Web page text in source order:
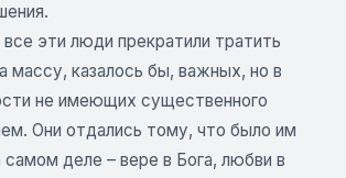
эти люди прекратили тратить
массу, казалось бы, важных, но в
не имеющих существенного
Они отдались тому, что было им
деле – вере в Бога, любви в